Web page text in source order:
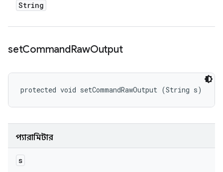
String
setCommandRawOutput
protected void setCommandRawOutput (String s)
প্যারামিটার
s